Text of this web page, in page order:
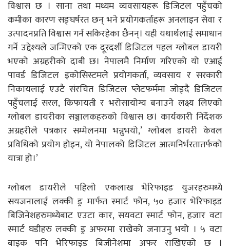
विश्वास छ । साना तथा मध्यम व्यवसायहरू डिजिटल पहुँचको
कमीका कारण सङ्घर्षरत छन् भने प्रयोगकर्ताहरू अनलाइन सेवा र
उत्पादनप्रति विश्वास गर्न सकिरहेका छैनन्। यही यथार्थलाई समाधान
गर्ने उद्देश्यले जन्मिएको एक दूरदर्शी डिजिटल पहल ग्लोबल डायरी
भएको अग्रहरीको दाबी छ। नेपालमै निर्माण गरिएको यो एआई
पावर्ड डिजिटल इकोसिस्टमले प्रयोगकर्ता, व्यवसाय र सरकारी
निकायलाई एउटै संरचित डिजिटल प्लेटफर्ममा जोड्दै डिजिटल
पहुँचलाई सरल, किफायती र भरोसायोग्य बनाउने लक्ष्य लिएको
ग्लोबल डायरीका सञ्जालकहरुको विश्वास छ। कार्यकारी निर्देशक
अग्रहरीले पत्रकार सम्मेलनमा भन्नुभयो,’ ग्लोबल डायरी केवल
प्रविधिको प्रयोग होइन, यो नेपालको डिजिटल आत्मनिर्भरतातर्फको
यात्रा हो।’
ग्लोबल डायरीले पहिलो एकलाख भेरिफाइड युजरहरुमध्ये
सयजनालाई लक्की ड्र मार्फत स्मार्ट फोन, ५० हजार भेरिफाइड
बिजिनेशहरुमध्येबाट एउटा कार, सयवटा स्मार्ट फोन, हजार वटा
स्मार्ट घडीहरु लक्की ड्र अफरमा राखेको जनाउनु भयो । ५ वटा
बाइक पनि भेरिफाइड बिजीनेशमा अफर राखिएको छ ।